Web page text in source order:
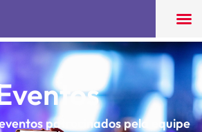
patrocinados pela equipe